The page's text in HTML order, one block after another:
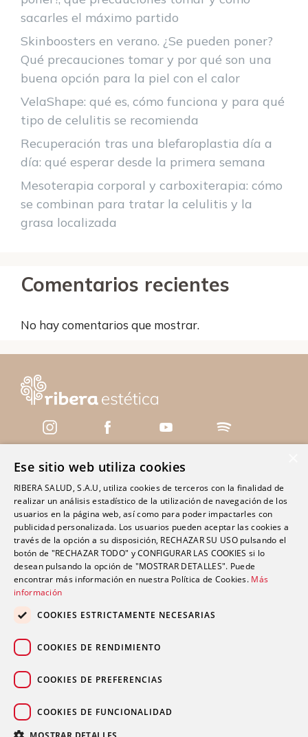
sacarles el máximo partido
Skinboosters en verano. ¿Se pueden poner?
Qué precauciones tomar y por qué son una
buena opción para la piel con el calor
VelaShape: qué es, cómo funciona y para qué
tipo de celulitis se recomienda
Recuperación tras una blefaroplastia día a
día: qué esperar desde la primera semana
Mesoterapia corporal y carboxiterapia: cómo
se combinan para tratar la celulitis y la
grasa localizada
Comentarios recientes
No hay comentarios que mostrar.
Centros
Clínica Polusa Santo Domingo
Clínica Ribera Ciudad Quesada
Clínica Ribera Cartagena
Clínica Ribera Mestalla
Blog
Contacto
© 2026 Grupo Ribera.
Ese sitio web utiliza cookies
RIBERA SALUD, S.A.U, utiliza cookies de terceros con la finalidad de
realizar un análisis estadístico de la utilización de navegación de los
usuarios en la página web, así como para poder impactarles con
publicidad personalizada. Los usuarios pueden aceptar las cookies a
través de la opción a su disposición, RECHAZAR SU USO pulsando el
botón de "RECHAZAR TODO" y CONFIGURAR LAS COOKIES si lo
desean pulsando la opción de "MOSTRAR DETALLES". Puede
encontrar más información en nuestra Política de Cookies. Más
información
COOKIES ESTRICTAMENTE NECESARIAS
COOKIES DE RENDIMIENTO
COOKIES DE PREFERENCIAS
COOKIES DE FUNCIONALIDAD